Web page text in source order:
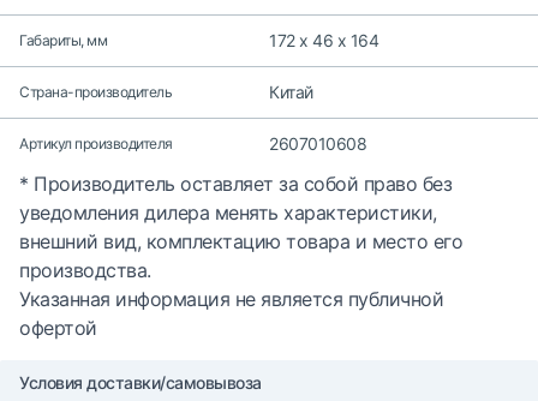
Габариты, мм 172 x 46 x 164
Страна-производитель Китай
Артикул производителя 2607010608
* Производитель оставляет за собой право без
уведомления дилера менять характеристики,
внешний вид, комплектацию товара и место его
производства.
Указанная информация не является публичной
офертой
Условия доставки/самовывоза